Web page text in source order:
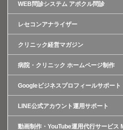
WEB問診システム アポクル問診
レセコンアナライザー
クリニック経営マガジン
病院・クリニック ホームページ制作
Googleビジネスプロフィールサポート
LINE公式アカウント運用サポート
動画制作・YouTube運用代行サービス